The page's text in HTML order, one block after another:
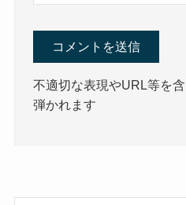
不適切な表現やURL等を
弾かれます